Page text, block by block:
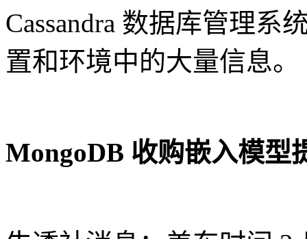
Cassandra 数据库管理系
置和环境中的大量信息。
MongoDB 收购嵌入模型